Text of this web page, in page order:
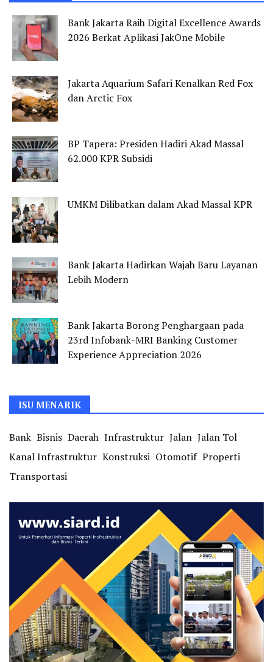
Bank Jakarta Raih Digital Excellence Awards
2026 Berkat Aplikasi JakOne Mobile
Jakarta Aquarium Safari Kenalkan Red Fox
dan Arctic Fox
BP Tapera: Presiden Hadiri Akad Massal
62.000 KPR Subsidi
UMKM Dilibatkan dalam Akad Massal KPR
Bank Jakarta Hadirkan Wajah Baru Layanan
Lebih Modern
Bank Jakarta Borong Penghargaan pada
23rd Infobank-MRI Banking Customer
Experience Appreciation 2026
ISU MENARIK
Bank Bisnis Daerah Infrastruktur Jalan Jalan Tol
Kanal Infrastruktur Konstruksi Otomotif Properti
Transportasi